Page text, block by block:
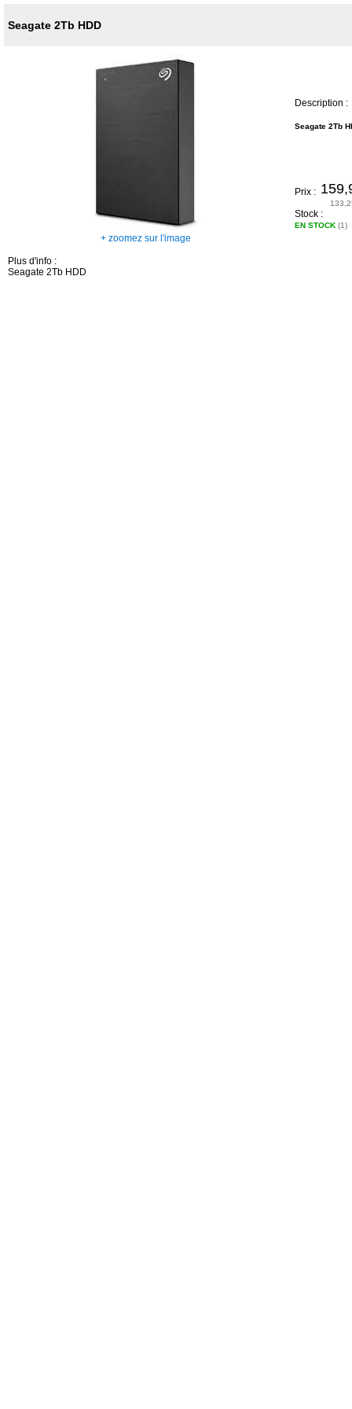
Seagate 2Tb HDD
+ zoomez sur l'image
Description :
Seagate 2Tb
Prix :
Stock :
EN STOCK (1)
Plus d'info :
Seagate 2Tb HDD